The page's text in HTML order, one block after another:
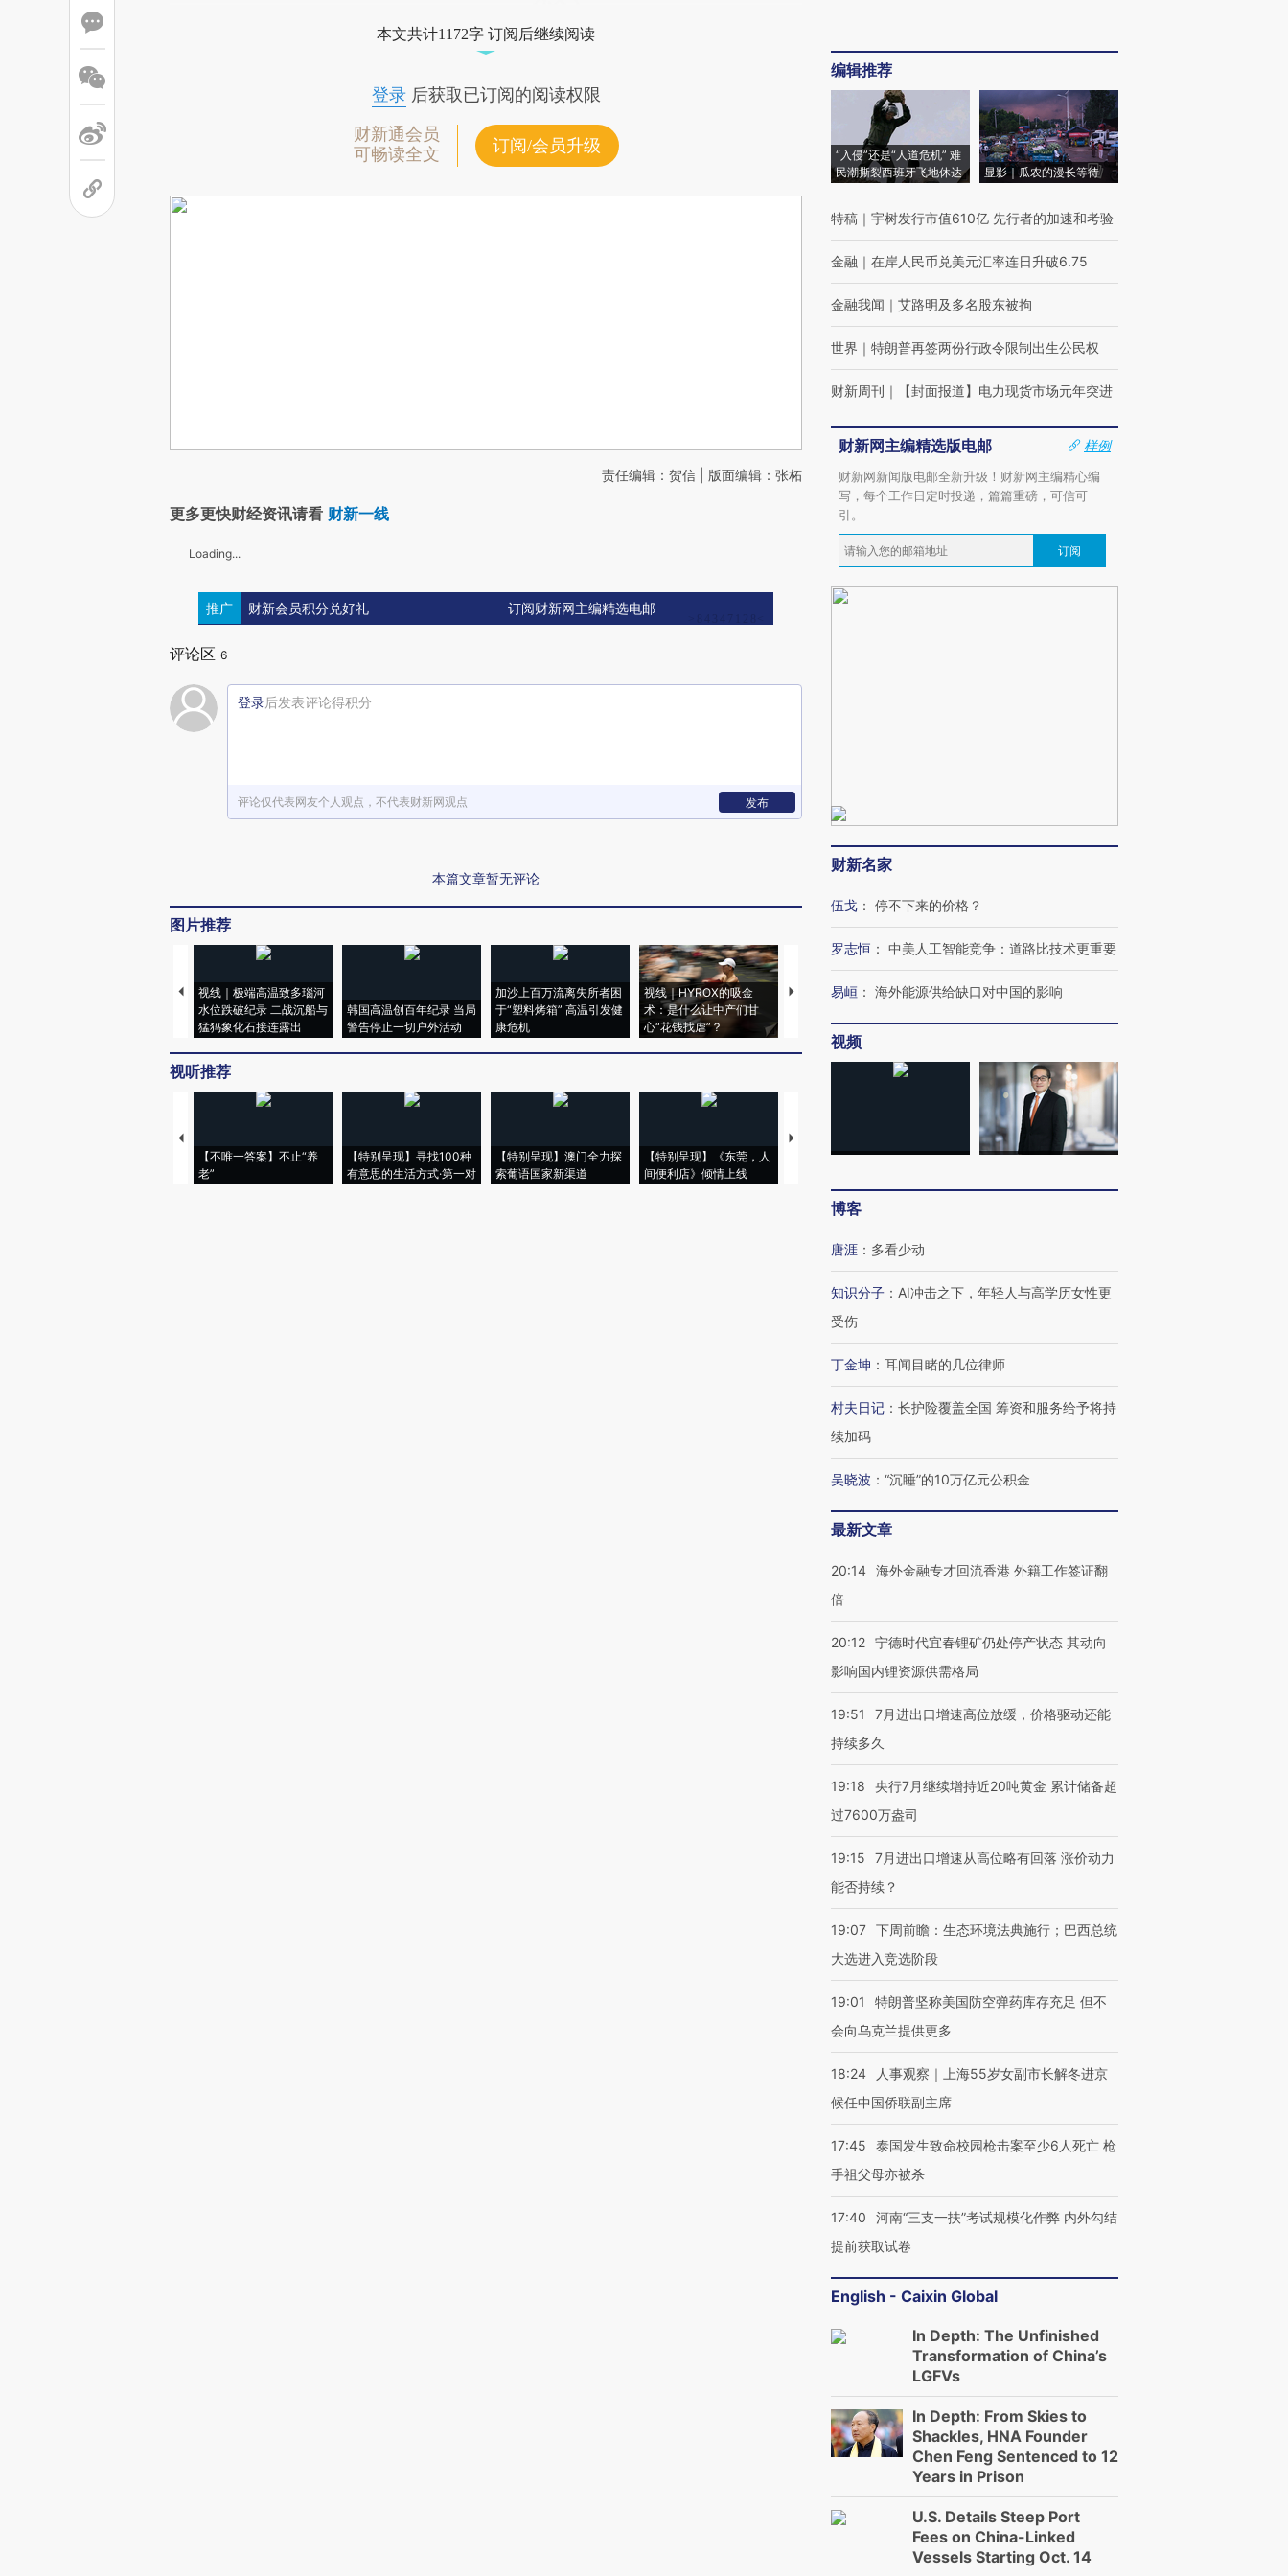
本文共计1172字 订阅后继续阅读
登录后获取已订阅的阅读权限
财新通会员
可畅读全文
订阅/会员升级
责任编辑：贺信 | 版面编辑：张柘
更多更快财经资讯请看 财新一线
Loading...
推广 财新会员积分兑好礼 订阅财新网主编精选电邮
评论区 6
登录后发表评论得积分
评论仅代表网友个人观点，不代表财新网观点 发布
本篇文章暂无评论
图片推荐
视线｜极端高温致多瑙河
水位跌破纪录 二战沉船与
猛犸象化石接连露出
韩国高温创百年纪录 当局
警告停止一切户外活动
加沙上百万流离失所者困
于“塑料烤箱” 高温引发健
康危机
视线｜HYROX的吸金
术：是什么让中产们甘
心“花钱找虐”？
马航飞行员跨国走私7万
视线｜被称为“蟑螂”的印
育部长拱下台
飞地休达
视听推荐
【不唯一答案】不止“养
老”
【特别呈现】寻找100种
有意思的生活方式·第一对
【特别呈现】澳门全力探
索葡语国家新渠道
【特别呈现】《东莞，人
间便利店》倾情上线
【推广】走进第四届链博
会，让数智科技“链”接产
【特别呈现】寻找100种
【商旅对话】华住集团
CFO：不靠规模取胜，华
编辑推荐
“入侵”还是“人道危机” 难
民潮撕裂西班牙飞地休达
显影｜瓜农的漫长等待
特稿 ｜ 宇树发行市值610亿 先行者的加速和考验
金融 ｜ 在岸人民币兑美元汇率连日升破6.75
金融我闻 ｜ 艾路明及多名股东被拘
世界 ｜ 特朗普再签两份行政令限制出生公民权
财新周刊 ｜ 【封面报道】电力现货市场元年突进
财新网主编精选版电邮
样例
财新网新闻版电邮全新升级！财新网主编精心编
写，每个工作日定时投递，篇篇重磅，可信可
引。
订阅
财新名家
伍戈 ： 停不下来的价格？
罗志恒 ： 中美人工智能竞争：道路比技术更重要
易峘 ： 海外能源供给缺口对中国的影响
视频
博客
唐涯 ： 多看少动
知识分子 ： AI冲击之下，年轻人与高学历女性更
受伤
丁金坤 ： 耳闻目睹的几位律师
村夫日记 ： 长护险覆盖全国 筹资和服务给予将持
续加码
吴晓波 ： “沉睡”的10万亿元公积金
最新文章
20:14 海外金融专才回流香港 外籍工作签证翻
倍
20:12 宁德时代宜春锂矿仍处停产状态 其动向
影响国内锂资源供需格局
19:51
7月进出口增速高位放缓，价格驱动还能
持续多久
19:18
央行7月继续增持近20吨黄金 累计储备超
过7600万盎司
19:15
7月进出口增速从高位略有回落 涨价动力
能否持续？
19:07 下周前瞻：生态环境法典施行；巴西总统
大选进入竞选阶段
19:01
特朗普坚称美国防空弹药库存充足 但不
会向乌克兰提供更多
18:24
人事观察｜上海55岁女副市长解冬进京
候任中国侨联副主席
17:45
泰国发生致命校园枪击案至少6人死亡 枪
手祖父母亦被杀
17:40
河南“三支一扶”考试规模化作弊 内外勾结
提前获取试卷
English - Caixin Global
In Depth: The Unfinished
Transformation of China’s
LGFVs
In Depth: From Skies to
Shackles, HNA Founder
Chen Feng Sentenced to 12
Years in Prison
U.S. Details Steep Port
Fees on China-Linked
Vessels Starting Oct. 14